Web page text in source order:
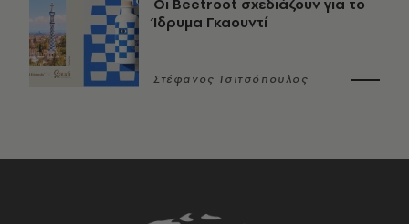
Ίδρυμα Γκαουντί
Στέφανος Τσιτσόπουλος